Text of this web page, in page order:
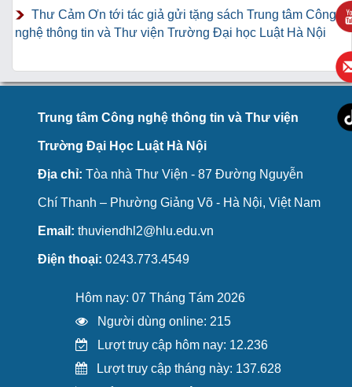
Thư Cảm Ơn tới tác giả gửi tặng sách Trung tâm Công
nghệ thông tin và Thư viện Trường Đại học Luật Hà Nội
Trung tâm Công nghệ thông tin và Thư viện
Trường Đại Học Luật Hà Nội
Địa chỉ: Tòa nhà Thư Viện - 87 Đường Nguyễn
Chí Thanh – Phường Giảng Võ - Hà Nội, Việt Nam
Email: thuviendhl2@hlu.edu.vn
Điện thoại: 0243.773.4549
Hôm nay: 07 Tháng Tám 2026
Người dùng online: 215
Lượt truy cập hôm nay: 12.236
Lượt truy cập tháng này: 137.628